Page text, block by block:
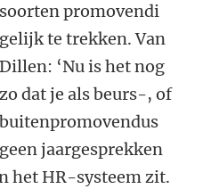
soorten promovendi
gelijk te trekken. Van
Dillen: ‘Nu is het nog
zo dat je als beurs-, of
buitenpromovendus
geen jaargesprekken
het HR-systeem zit.